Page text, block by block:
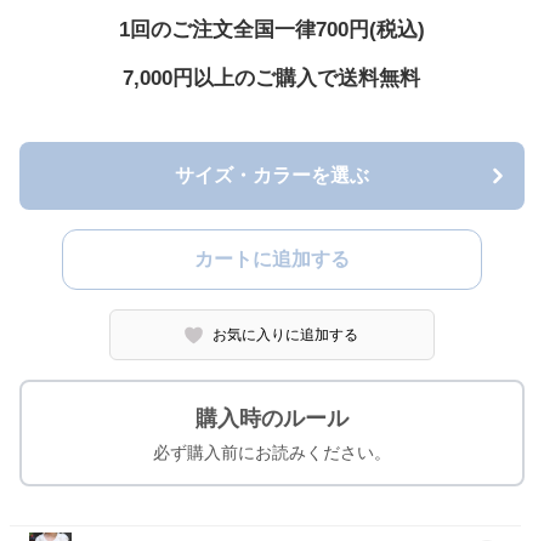
1回のご注文全国一律700円(税込)
7,000円以上のご購入で送料無料
サイズ・カラーを選ぶ
カートに追加する
お気に入りに追加する
購入時のルール
必ず購入前にお読みください。